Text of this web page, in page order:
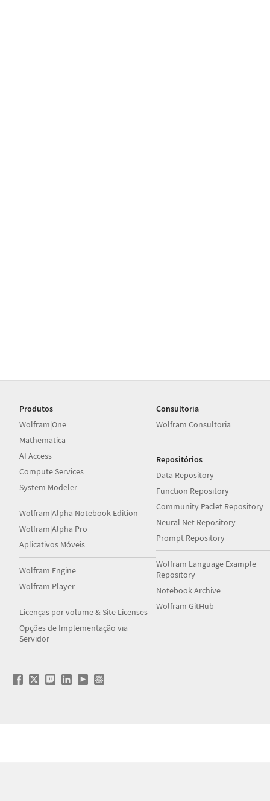
Produtos
Wolfram|One
Mathematica
AI Access
Compute Services
System Modeler
Wolfram|Alpha Notebook Edition
Wolfram|Alpha Pro
Aplicativos Móveis
Wolfram Engine
Wolfram Player
Licenças por volume & Site Licenses
Opções de Implementação via
Servidor
Consultoria
Wolfram Consultoria
Repositórios
Data Repository
Function Repository
Community Paclet Repository
Neural Net Repository
Prompt Repository
Wolfram Language Example
Repository
Notebook Archive
Wolfram GitHub